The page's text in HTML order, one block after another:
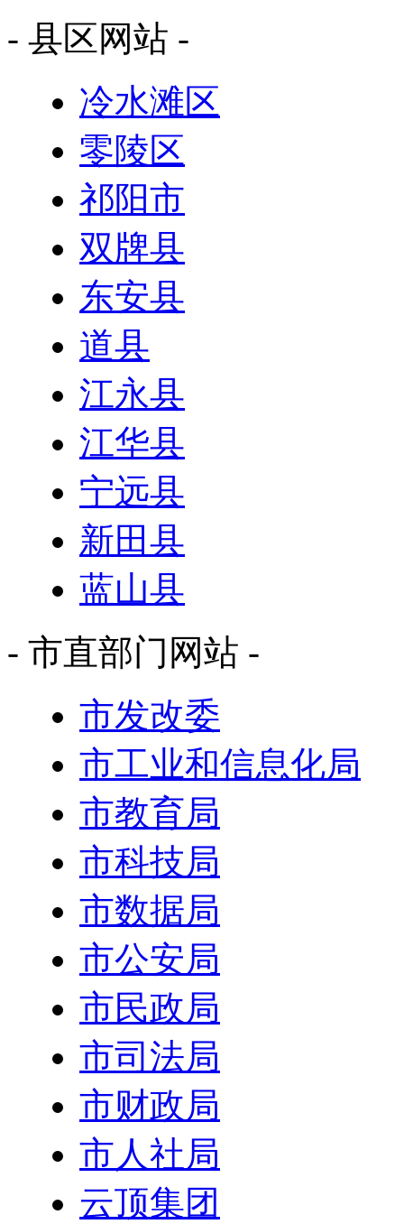
- 县区网站 -
冷水滩区
零陵区
祁阳市
双牌县
东安县
道县
江永县
江华县
宁远县
新田县
蓝山县
- 市直部门网站 -
市发改委
市工业和信息化局
市教育局
市科技局
市数据局
市公安局
市民政局
市司法局
市财政局
市人社局
云顶集团